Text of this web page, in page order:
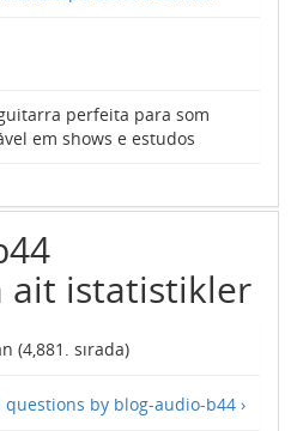
perfeita para som
em shows e estudos
ait istatistikler
(4,881 . sırada)
questions by blog-audio-b44 ›